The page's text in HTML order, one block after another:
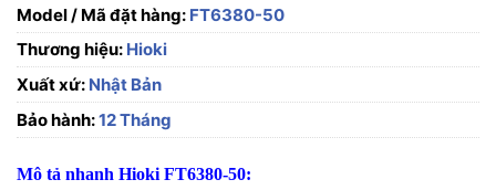
Model / Mã đặt hàng: FT6380-50
Thương hiệu: Hioki
Xuất xứ: Nhật Bản
Bảo hành:12 Tháng
Mô tả nhanh Hioki FT6380-50: